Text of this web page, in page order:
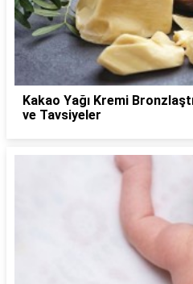
Kakao Yağı Kremi
ve Tavsiyeler